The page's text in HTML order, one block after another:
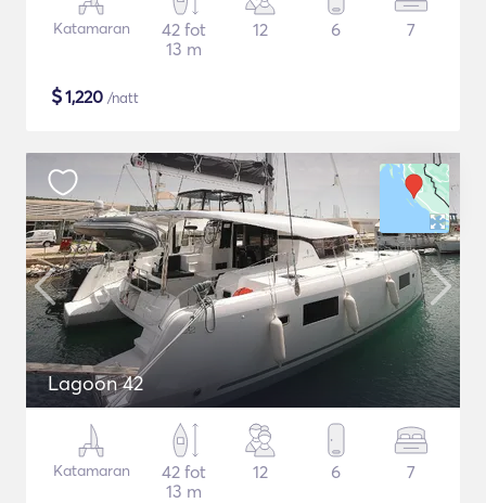
Katamaran
42 fot
13 m
12 6 7
$1,220 /natt
Lagoon 42
Katamaran
42 fot
13 m
12 6 7